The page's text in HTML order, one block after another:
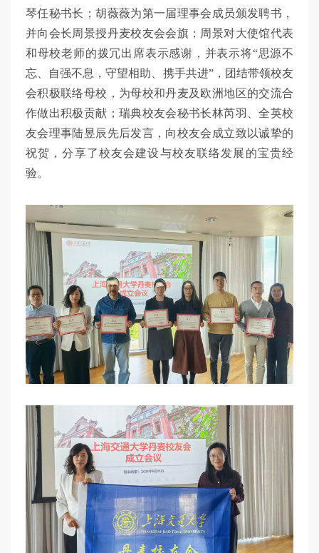
琴任秘书长；胡薇薇为第一届理事会成员颁发聘书，
并向会长周景授丹麦校友会会旗；周景对大使馆代表
和母校老师的拨冗出席表示感谢，并表示将“思源不
忘、自强不息，守望相助、携手共进”，团结带领校友
会积极联络母校，为母校和丹麦及欧洲地区的交流合
作做出积极贡献；瑞典校友会秘书长林芮羽、全英校
友会理事陆昱辰先后发言，向校友会成立致以诚挚的
祝贺，分享了校友会建设与校友联络发展的宝贵经
验。